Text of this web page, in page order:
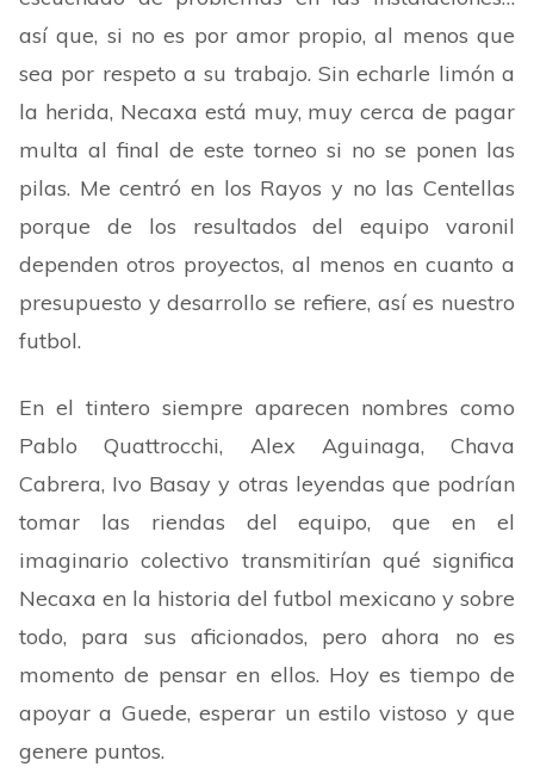
así que, si no es por amor propio, al menos que
sea por respeto a su trabajo. Sin echarle limón a
la herida, Necaxa está muy, muy cerca de pagar
multa al final de este torneo si no se ponen las
pilas. Me centró en los Rayos y no las Centellas
porque de los resultados del equipo varonil
dependen otros proyectos, al menos en cuanto a
presupuesto y desarrollo se refiere, así es nuestro
futbol.
En el tintero siempre aparecen nombres como
Pablo Quattrocchi, Alex Aguinaga, Chava
Cabrera, Ivo Basay y otras leyendas que podrían
tomar las riendas del equipo, que en el
imaginario colectivo transmitirían qué significa
Necaxa en la historia del futbol mexicano y sobre
todo, para sus aficionados, pero ahora no es
momento de pensar en ellos. Hoy es tiempo de
apoyar a Guede, esperar un estilo vistoso y que
genere puntos.